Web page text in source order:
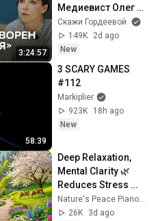
3:24:57
Медиевист Олег
Воскобойников в
«Скажи
Гордеевой»
Скажи Гордеевой
149K
2d ago
New
58:39
3 SCARY GAMES
#112
Markiplier
923K
18h ago
New
Deep Relaxation,
Mental Clarity 🌿
Reduces Stress
and Anxiety, Calms
the Mind
Nature's Peace Piano and Enjoy Peace
26K
3d ago